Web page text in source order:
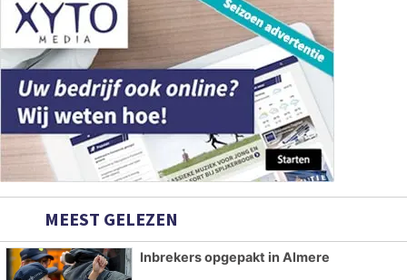
MEEST GELEZEN
Inbrekers opgepakt in Almere